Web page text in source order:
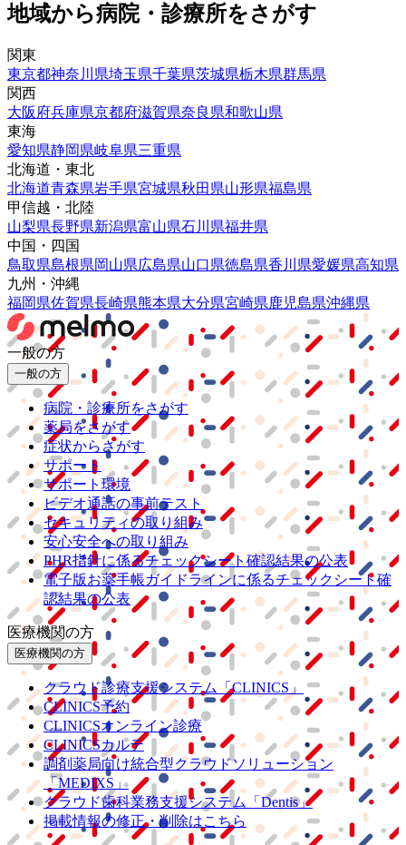
地域から病院・診療所をさがす
関東
東京都神奈川県埼玉県千葉県茨城県栃木県群馬県
関西
大阪府兵庫県京都府滋賀県奈良県和歌山県
東海
愛知県静岡県岐阜県三重県
北海道・東北
北海道青森県岩手県宮城県秋田県山形県福島県
甲信越・北陸
山梨県長野県新潟県富山県石川県福井県
中国・四国
鳥取県島根県岡山県広島県山口県徳島県香川県愛媛県高知県
九州・沖縄
福岡県佐賀県長崎県熊本県大分県宮崎県鹿児島県沖縄県
一般の方
一般の方
病院・診療所をさがす
薬局をさがす
症状からさがす
サポート
サポート環境
ビデオ通話の事前テスト
セキュリティの取り組み
安心安全への取り組み
PHR指針に係るチェックシート確認結果の公表
電子版お薬手帳ガイドラインに係るチェックシート確
認結果の公表
医療機関の方
医療機関の方
クラウド診療支援システム
「CLINICS」
CLINICS予約
CLINICSオンライン診療
CLINICSカルテ
調剤薬局向け統合型クラウドソリューション
「MEDIXS」
クラウド歯科業務支援システム
「Dentis」
掲載情報の修正・削除はこちら